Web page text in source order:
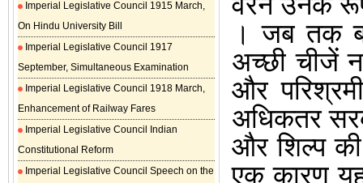
Imperial Legislative Council 1915 March,
On Hindu University Bill
Imperial Legislative Council 1917
September, Simultaneous Examination
Imperial Legislative Council 1918 March,
Enhancement of Railway Fares
Imperial Legislative Council Indian
Constitutional Reform
Imperial Legislative Council Speech on the
।जब तक
अच्छी चीजें
और
अधिकतर
और शिल्प
एक कारण